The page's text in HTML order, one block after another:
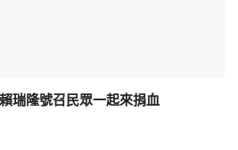
瑞隆號召民眾一起來捐血